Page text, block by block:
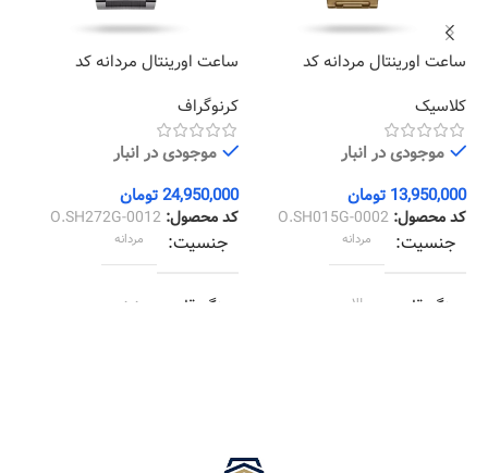
ساعت اورینتال مردانه کد
کلاسیک
موجودی در انبار
13,950,000 تومان
کد محصول: O.SH015G-0002
جنسیت مردانه
رنگ قاب طلایی
ساعت اورینتال مردانه کد
کرنوگراف
موجودی در انبار
24,950,000تومان
کد محصول: O.SH272G-0012
جنسیت مردانه
رنگ قاب دودی